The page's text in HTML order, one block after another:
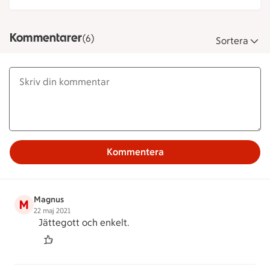
Kommentarer(6) Sortera
Kommentera
M Magnus
22 maj 2021
Jättegott och enkelt.